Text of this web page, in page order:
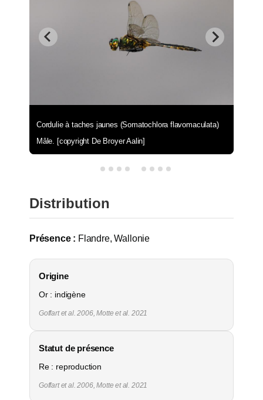
Cordulie à taches jaunes (Somatochlora flavomaculata)
Mâle. [copyright De Broyer Aalin]
Distribution
Présence : Flandre, Wallonie
Origine
Or : indigène
Goffart et al. 2006, Motte et al. 2021
Statut de présence
Re : reproduction
Goffart et al. 2006, Motte et al. 2021